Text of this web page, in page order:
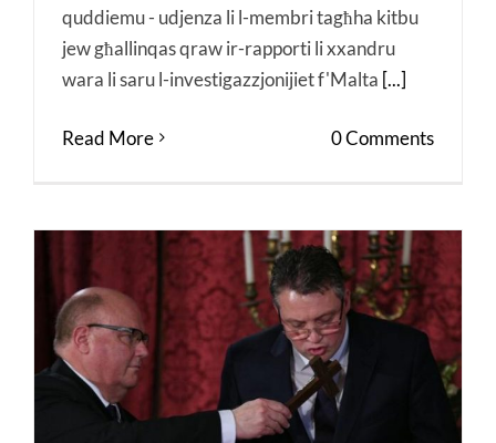
quddiemu - udjenza li l-membri tagħha kitbu
jew għallinqas qraw ir-rapporti li xxandru
wara li saru l-investigazzjonijiet f'Malta [...]
Read More 0 Comments